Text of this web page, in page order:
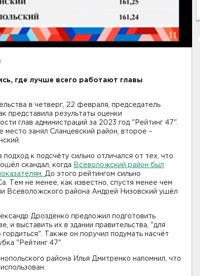
где лучше всего работают главы
в четверг, 22 февраля, председатель
представила результаты оценки
глав администраций за 2023 год "Рейтинг 47".
место занял Сланцевский район, второе –
подход к подсчёту сильно отличался от тех, что
скандал, когда
Всеволожский район был
До этого рейтингом сильно
Тем не менее, как известно, спустя менее чем
Всеволожского района Андрей Низовский ушёл
Дрозденко предложил подготовить
и выставить их в здании правительства, "для
Также он поручил подумать насчёт
"Рейтинг 47".
района Илья Дмитренко напомнил, что